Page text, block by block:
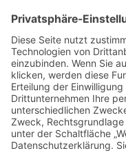
Kontakt
Newsletter
FAQ
Schlagworte
Datenschutz
Impressum